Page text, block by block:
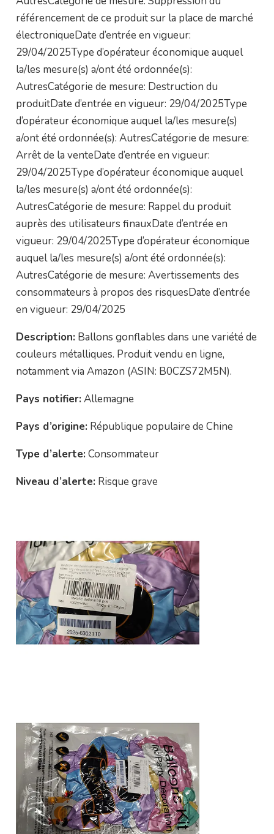
référencement de ce produit sur la place de marché
électroniqueDate d’entrée en vigueur:
29/04/2025Type d’opérateur économique auquel
la/les mesure(s) a/ont été ordonnée(s):
AutresCatégorie de mesure: Destruction du
produitDate d’entrée en vigueur: 29/04/2025Type
d’opérateur économique auquel la/les mesure(s)
a/ont été ordonnée(s): AutresCatégorie de mesure:
Arrêt de la venteDate d’entrée en vigueur:
29/04/2025Type d’opérateur économique auquel
la/les mesure(s) a/ont été ordonnée(s):
AutresCatégorie de mesure: Rappel du produit
auprès des utilisateurs finauxDate d’entrée en
vigueur: 29/04/2025Type d’opérateur économique
auquel la/les mesure(s) a/ont été ordonnée(s):
AutresCatégorie de mesure: Avertissements des
consommateurs à propos des risquesDate d’entrée
en vigueur: 29/04/2025
Description: Ballons gonflables dans une variété de
couleurs métalliques. Produit vendu en ligne,
notamment via Amazon (ASIN: B0CZS72M5N).
Pays notifier: Allemagne
Pays d’origine: République populaire de Chine
Type d’alerte: Consommateur
Niveau d’alerte: Risque grave